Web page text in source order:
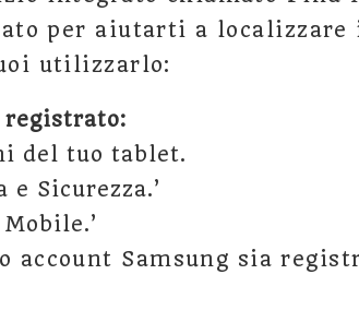
per aiutarti a
utilizzarlo:
del tuo tablet.
e Sicurezza.’
account Samsung sia